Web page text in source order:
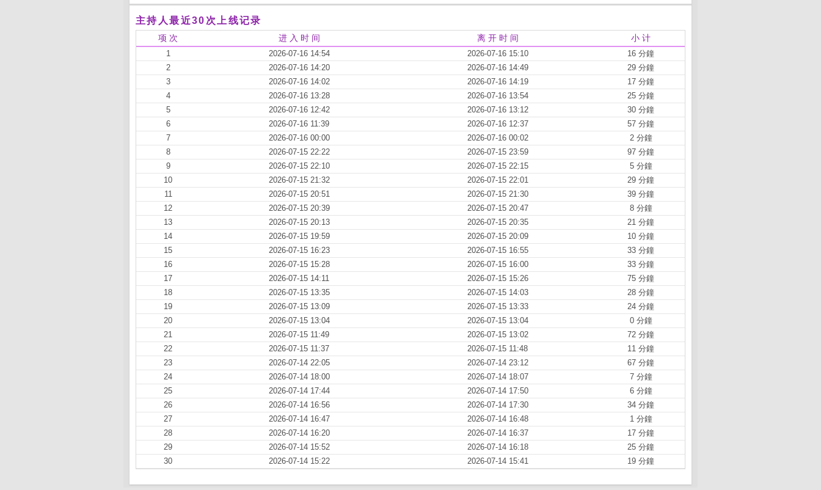
主持人最近30次上线记录
项 次 进 入 时 间 离 开 时 间 小 计
1 2026-07-16 14:54 2026-07-16 15:10
16 分鐘
2
2026-07-16 14:20 2026-07-16 14:49
29 分鐘
3
2026-07-16 14:02 2026-07-16 14:19
17 分鐘
4
2026-07-16 13:28 2026-07-16 13:54
25 分鐘
5
2026-07-16 12:42 2026-07-16 13:12
30 分鐘
6
2026-07-16 11:39 2026-07-16 12:37
57 分鐘
7
2026-07-16 00:00 2026-07-16 00:02
2 分鐘
8
2026-07-15 22:22 2026-07-15 23:59
97 分鐘
9
2026-07-15 22:10 2026-07-15 22:15
5 分鐘
10
2026-07-15 21:32 2026-07-15 22:01
29 分鐘
11
2026-07-15 20:51 2026-07-15 21:30
39 分鐘
12
2026-07-15 20:39 2026-07-15 20:47
8 分鐘
13
2026-07-15 20:13 2026-07-15 20:35
21 分鐘
14
2026-07-15 19:59 2026-07-15 20:09
10 分鐘
15
2026-07-15 16:23 2026-07-15 16:55
33 分鐘
16
2026-07-15 15:28 2026-07-15 16:00
33 分鐘
17
2026-07-15 14:11 2026-07-15 15:26
75 分鐘
18
2026-07-15 13:35 2026-07-15 14:03
28 分鐘
19
2026-07-15 13:09 2026-07-15 13:33
24 分鐘
20
2026-07-15 13:04 2026-07-15 13:04
0 分鐘
21
2026-07-15 11:49 2026-07-15 13:02
72 分鐘
22
2026-07-15 11:37 2026-07-15 11:48
11 分鐘
23
2026-07-14 22:05 2026-07-14 23:12
67 分鐘
24
2026-07-14 18:00 2026-07-14 18:07
7 分鐘
25
2026-07-14 17:44 2026-07-14 17:50
6 分鐘
26
2026-07-14 16:56 2026-07-14 17:30
34 分鐘
27
2026-07-14 16:47 2026-07-14 16:48
1 分鐘
28
2026-07-14 16:20 2026-07-14 16:37
17 分鐘
29
2026-07-14 15:52 2026-07-14 16:18
25 分鐘
30
2026-07-14 15:22 2026-07-14 15:41 19 分鐘